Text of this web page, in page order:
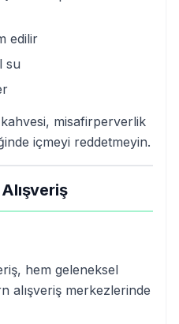
edilir
su
misafirperverlik
içmeyi reddetmeyin.
hem geleneksel
alışveriş merkezlerinde